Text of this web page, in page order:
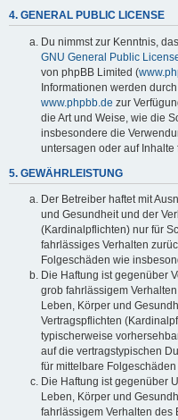
4. GENERAL PUBLIC LICENSE
Du nimmst zur Kenntnis,
GNU General Public
von phpBB Limited (
Informationen werden
www.phpbb.de zur
die Art und Weise, wie die
insbesondere die
untersagen oder auf
5. GEWÄHRLEISTUNG
Der Betreiber haftet mit
und Gesundheit und der
(Kardinalpflichten) nur für
fahrlässiges Verhalten
Folgeschäden wie
Die Haftung ist gegenüber
grob fahrlässigem
Leben, Körper und
Vertragspflichten
typischerweise
auf die vertragstypischen
für mittelbare
Die Haftung ist gegenüber
Leben, Körper und
fahrlässigem Verhalten des